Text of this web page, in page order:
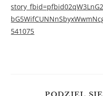
541075